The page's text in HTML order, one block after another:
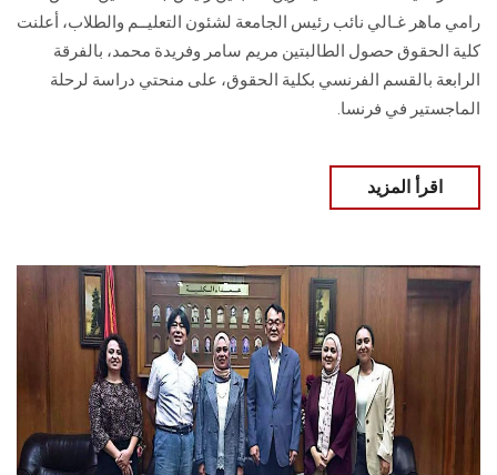
رامي ماهر غـالي نائب رئيس الجامعة لشئون التعليــم والطلاب، أعلنت
كلية الحقوق حصول الطالبتين مريم سامر وفريدة محمد، بالفرقة
الرابعة بالقسم الفرنسي بكلية الحقوق، على منحتي دراسة لرحلة
الماجستير في فرنسا.
اقرأ المزيد